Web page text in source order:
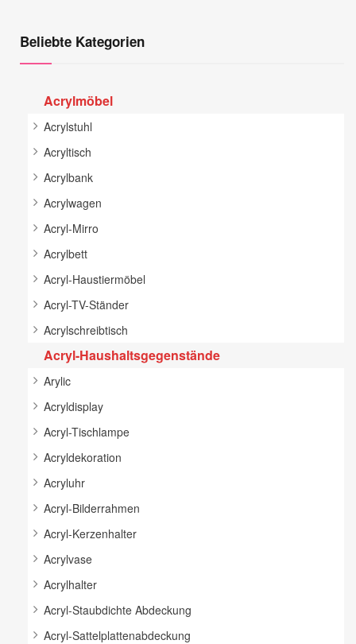
Beliebte Kategorien
Acrylmöbel
Acrylstuhl
Acryltisch
Acrylbank
Acrylwagen
Acryl-Mirro
Acrylbett
Acryl-Haustiermöbel
Acryl-TV-Ständer
Acrylschreibtisch
Acryl-Haushaltsgegenstände
Arylic
Acryldisplay
Acryl-Tischlampe
Acryldekoration
Acryluhr
Acryl-Bilderrahmen
Acryl-Kerzenhalter
Acrylvase
Acrylhalter
Acryl-Staubdichte Abdeckung
Acryl-Sattelplattenabdeckung